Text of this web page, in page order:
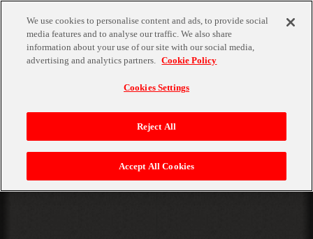
Q&A
よくあるご質問
We use cookies to personalise content and ads, to provide social
media features and to analyse our traffic. We also share
information about your use of our site with our social media,
advertising and analytics partners. Cookie Policy
Cookies Settings
Reject All
Accept All Cookies